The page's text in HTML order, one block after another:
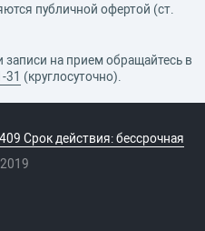
публичной офертой (ст.
записи на прием обращайтесь в
31 (круглосуточно).
Срок действия: бессрочная